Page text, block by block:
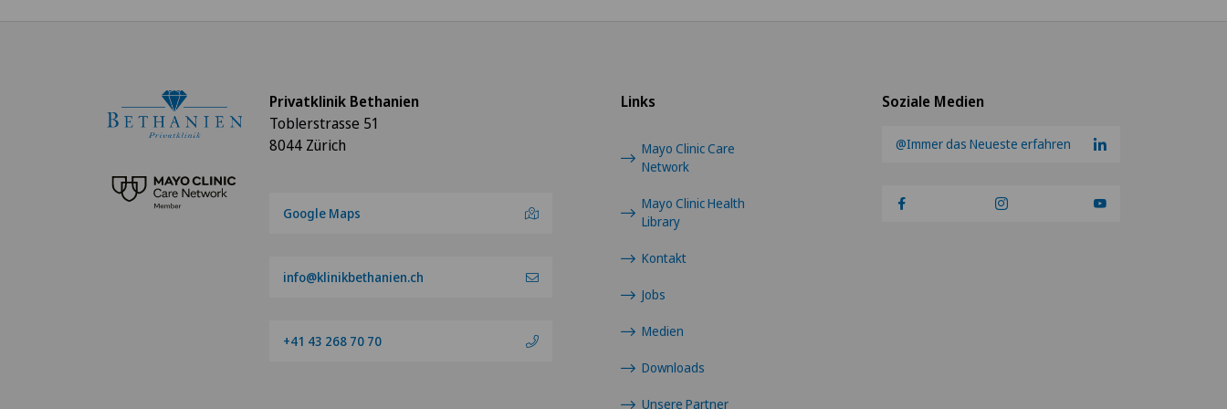
Soziale Medien
@Immer das Neueste erfahren
Links
Mayo Clinic Care
Network
Mayo Clinic Health
Library
Kontakt
Jobs
Medien
Downloads
Unsere Partner
Privatklinik Bethanien
Toblerstrasse 51
8044 Zürich
Google Maps
info@klinikbethanien.ch
+41 43 268 70 70